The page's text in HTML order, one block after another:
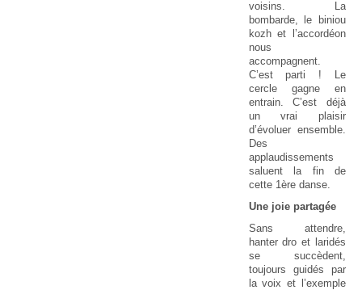
voisins. La
bombarde, le biniou
kozh et l’accordéon
nous
accompagnent.
C’est parti ! Le
cercle gagne en
entrain. C’est déjà
un vrai plaisir
d’évoluer ensemble.
Des
applaudissements
saluent la fin de
cette 1ère danse.
Une joie partagée
Sans attendre,
hanter dro et laridés
se succèdent,
toujours guidés par
la voix et l’exemple